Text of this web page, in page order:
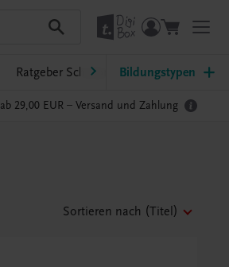
Ratgeber Schulpraxis TRAUNER-
Bildungstypen
ab 29,00 EUR – Versand und Zahlung
Sortieren nach (Titel)